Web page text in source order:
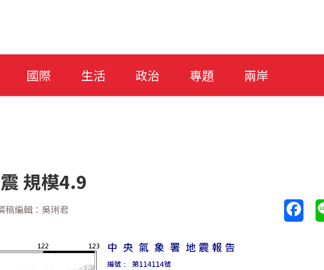
國際 生活 政治 專題 兩岸
規模4.9
稿編輯：吳琍君